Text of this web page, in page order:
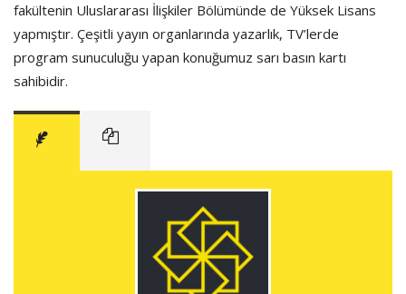
fakültenin Uluslararası İlişkiler Bölümünde de Yüksek Lisans
yapmıştır. Çeşitli yayın organlarında yazarlık, TV’lerde
program sunuculuğu yapan konuğumuz sarı basın kartı
sahibidir.